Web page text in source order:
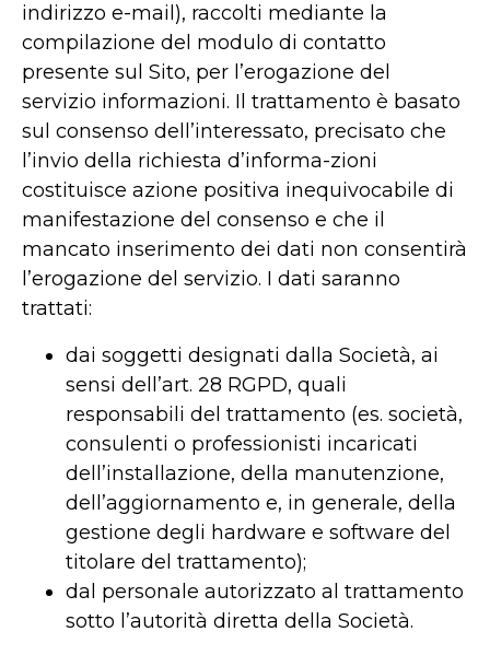
indirizzo e-mail), raccolti mediante la
compilazione del modulo di contatto
presente sul Sito, per l’erogazione del
servizio informazioni. Il trattamento è basato
sul consenso dell’interessato, precisato che
l’invio della richiesta d’informa-zioni
costituisce azione positiva inequivocabile di
manifestazione del consenso e che il
mancato inserimento dei dati non consentirà
l’erogazione del servizio. I dati saranno
trattati:
dai soggetti designati dalla Società, ai
sensi dell’art. 28 RGPD, quali
responsabili del trattamento (es. società,
consulenti o professionisti incaricati
dell’installazione, della manutenzione,
dell’aggiornamento e, in generale, della
gestione degli hardware e software del
titolare del trattamento);
dal personale autorizzato al trattamento
sotto l’autorità diretta della Società.